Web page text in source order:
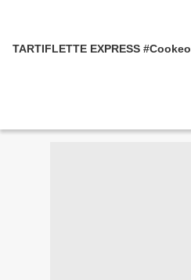
TARTIFLETTE EXPRESS #Cookeo